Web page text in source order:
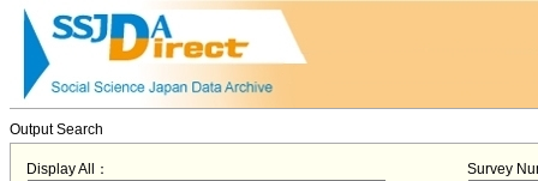
Output Search
Display All： Survey